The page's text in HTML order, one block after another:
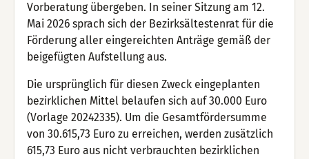
Vorberatung übergeben. In seiner Sitzung am 12.
Mai 2026 sprach sich der Bezirksältestenrat für die
Förderung aller eingereichten Anträge gemäß der
beigefügten Aufstellung aus.
Die ursprünglich für diesen Zweck eingeplanten
bezirklichen Mittel belaufen sich auf 30.000 Euro
(Vorlage 20242335). Um die Gesamtfördersumme
von 30.615,73 Euro zu erreichen, werden zusätzlich
615,73 Euro aus nicht verbrauchten bezirklichen